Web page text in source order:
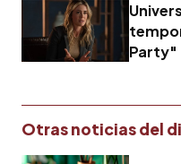
Party"
Otras noticias del